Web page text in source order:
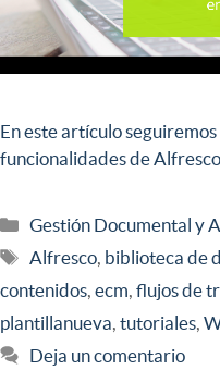
En este artículo
funcionalidades de
Gestión Documental y
Alfresco, biblioteca de
contenidos, ecm, flujos de
plantillanueva, tutoriales,
Deja un comentario